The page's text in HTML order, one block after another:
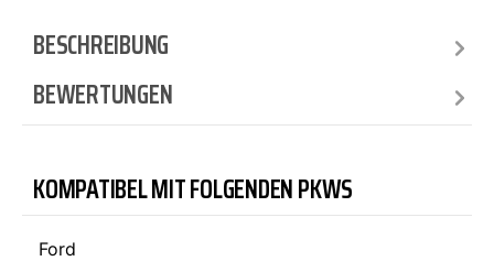
BESCHREIBUNG
BEWERTUNGEN
KOMPATIBEL MIT FOLGENDEN PKWS
Ford